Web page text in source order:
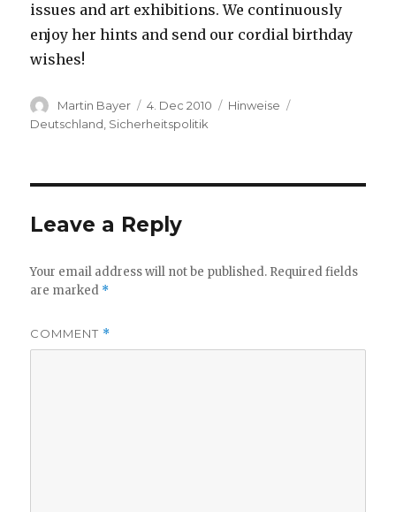
issues and art exhibitions. We continuously
enjoy her hints and send our cordial birthday
wishes!
Author
Martin Bayer
Posted
on
4. Dec 2010 Categories
Hinweise
Deutschland Sicherheitspolitik
Leave a Reply
Your email address will not be published. Required fields
are marked *
COMMENT *